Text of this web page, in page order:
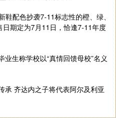
配色抄袭7-11标志性的橙、绿、
期定为7月11日，恰逢7-11年度
生称学校以“真情回馈母校”名义
承 齐达内之子将代表阿尔及利亚